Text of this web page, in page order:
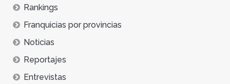
Rankings
Franquicias por provincias
Noticias
Reportajes
Entrevistas